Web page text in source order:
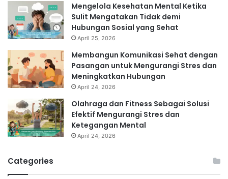
Mengelola Kesehatan Mental Ketika
Sulit Mengatakan Tidak demi
Hubungan Sosial yang Sehat
April 25, 2026
Membangun Komunikasi Sehat dengan
Pasangan untuk Mengurangi Stres dan
Meningkatkan Hubungan
April 24, 2026
Olahraga dan Fitness Sebagai Solusi
Efektif Mengurangi Stres dan
Ketegangan Mental
April 24, 2026
Categories